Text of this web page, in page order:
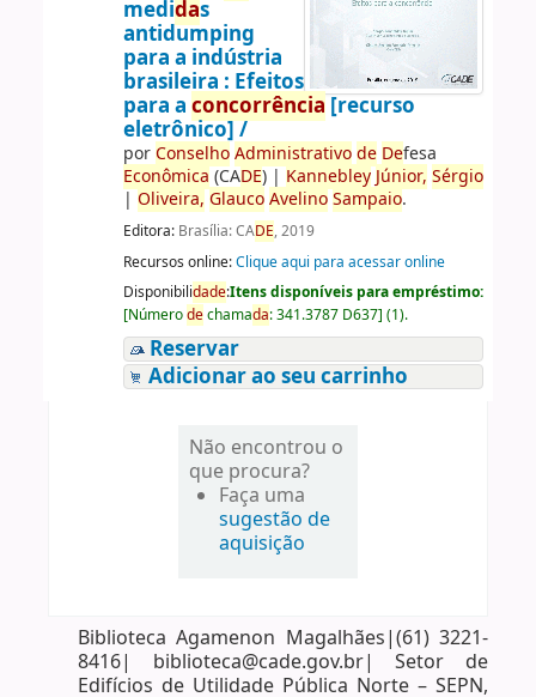
medidas
antidumping
para a indústria
brasileira : Efeitos
para a concorrência [recurso
eletrônico] /
porConselho Administrativo de Defesa
Econômica (CADE)| Kannebley Júnior, Sérgio
| Oliveira, Glauco Avelino Sampaio.
Editora: Brasília: CADE, 2019
Recursos online:Clique aqui para acessar online
Disponibilidade:Itens disponíveis para empréstimo:
[Númerodechamada:341.3787 D637] (1).
Reservar
Adicionar ao seu carrinho
Não encontrou o
que procura?
Faça uma
sugestão de
aquisição
Biblioteca Agamenon Magalhães|(61) 3221-
8416| biblioteca@cade.gov.br| Setor de
Edifícios de Utilidade Pública Norte – SEPN,